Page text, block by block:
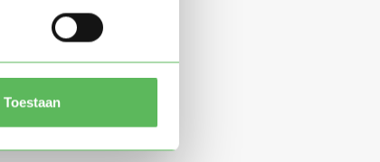
Toestaan